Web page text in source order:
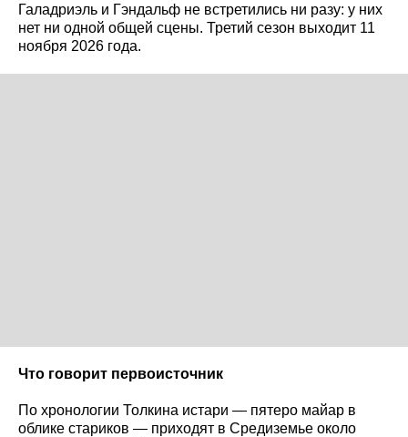
Галадриэль и Гэндальф не встретились ни разу: у них
нет ни одной общей сцены. Третий сезон выходит 11
ноября 2026 года.
Что говорит первоисточник
По хронологии Толкина истари — пятеро майар в
облике стариков — приходят в Средиземье около